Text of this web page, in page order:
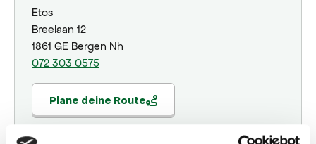
Etos
Breelaan 12
1861 GE Bergen Nh
072 303 0575
Plane deine Route